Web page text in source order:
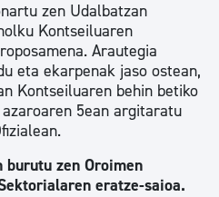
zen Udalbatzan
Kontseiluaren
Arautegia
eta ekarpenak jaso ostean,
Kontseiluaren behin betiko
5ean argitaratu
zen Oroimen
eratze-saioa.